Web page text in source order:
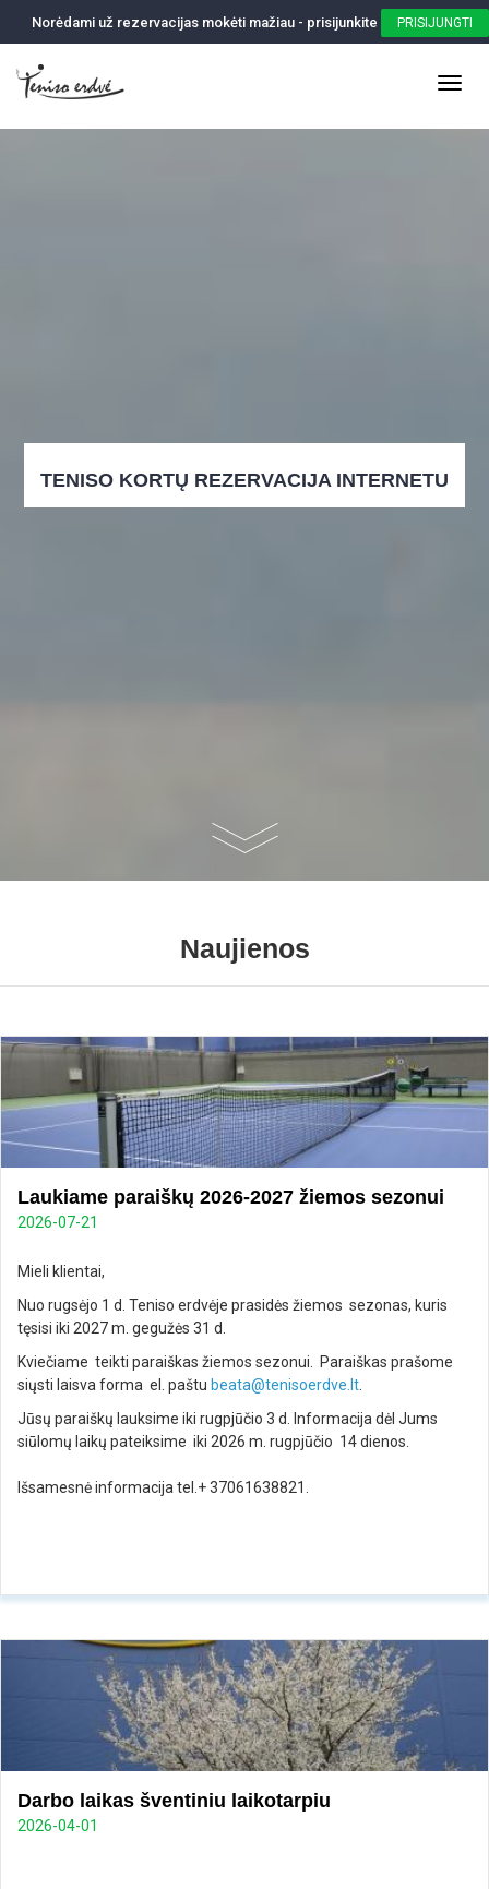
Norėdami už rezervacijas mokėti mažiau - prisijunkite PRISIJUNGTI
TENISO KORTŲ REZERVACIJA INTERNETU
Naujienos
Laukiame paraiškų 2026-2027 žiemos sezonui
2026-07-21
Mieli klientai,
Nuo rugsėjo 1 d. Teniso erdvėje prasidės žiemos sezonas, kuris
tęsisi iki 2027 m. gegužės 31 d.
Kviečiame teikti paraiškas žiemos sezonui. Paraiškas prašome
siųsti laisva forma el. paštu beata@tenisoerdve.lt
Jūsų paraiškų lauksime iki rugpjūčio 3 d. Informacija dėl Jums
siūlomų laikų pateiksime iki 2026 m. rugpjūčio 14 dienos.
Išsamesnė informacija tel.+ 37061638821.
Darbo laikas šventiniu laikotarpiu
2026-04-01